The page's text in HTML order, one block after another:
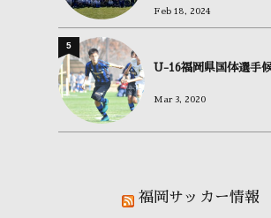
Feb 18, 2024
U-16福岡県国体選手
Mar 3, 2020
5
福岡サッカー情報